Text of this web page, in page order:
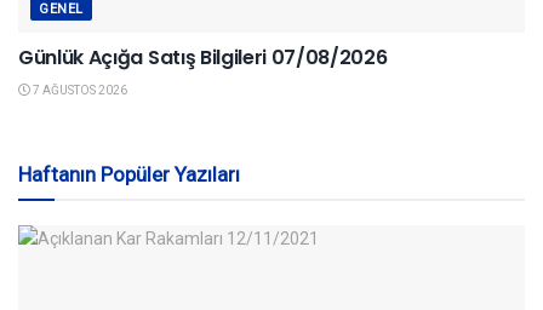
GENEL
Günlük Açığa Satış Bilgileri 07/08/2026
7 AĞUSTOS 2026
Haftanın Popüler Yazıları